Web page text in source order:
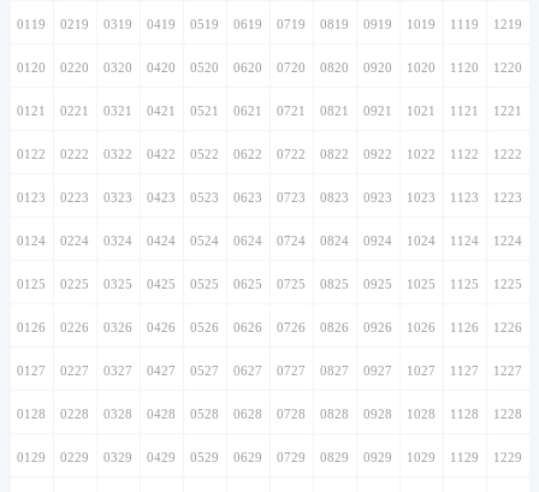
0119 0219 0319 0419 0519 0619 0719 0819 0919 1019 1119 1219
0120 0220 0320 0420 0520 0620 0720 0820 0920 1020 1120 1220
0121 0221 0321 0421 0521 0621 0721 0821 0921 1021 1121 1221
0122 0222 0322 0422 0522 0622 0722 0822 0922 1022 1122 1222
0123 0223 0323 0423 0523 0623 0723 0823 0923 1023 1123 1223
0124 0224 0324 0424 0524 0624 0724 0824 0924 1024 1124 1224
0125 0225 0325 0425 0525 0625 0725 0825 0925 1025 1125 1225
0126 0226 0326 0426 0526 0626 0726 0826 0926 1026 1126 1226
0127 0227 0327 0427 0527 0627 0727 0827 0927 1027 1127 1227
0128 0228 0328 0428 0528 0628 0728 0828 0928 1028 1128 1228
0129 0229 0329 0429 0529 0629 0729 0829 0929 1029 1129 1229